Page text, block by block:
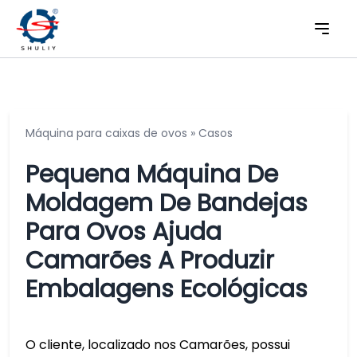
Máquina para caixas de ovos » Casos
Pequena Máquina De
Moldagem De Bandejas
Para Ovos Ajuda
Camarões A Produzir
Embalagens Ecológicas
O cliente, localizado nos Camarões, possui